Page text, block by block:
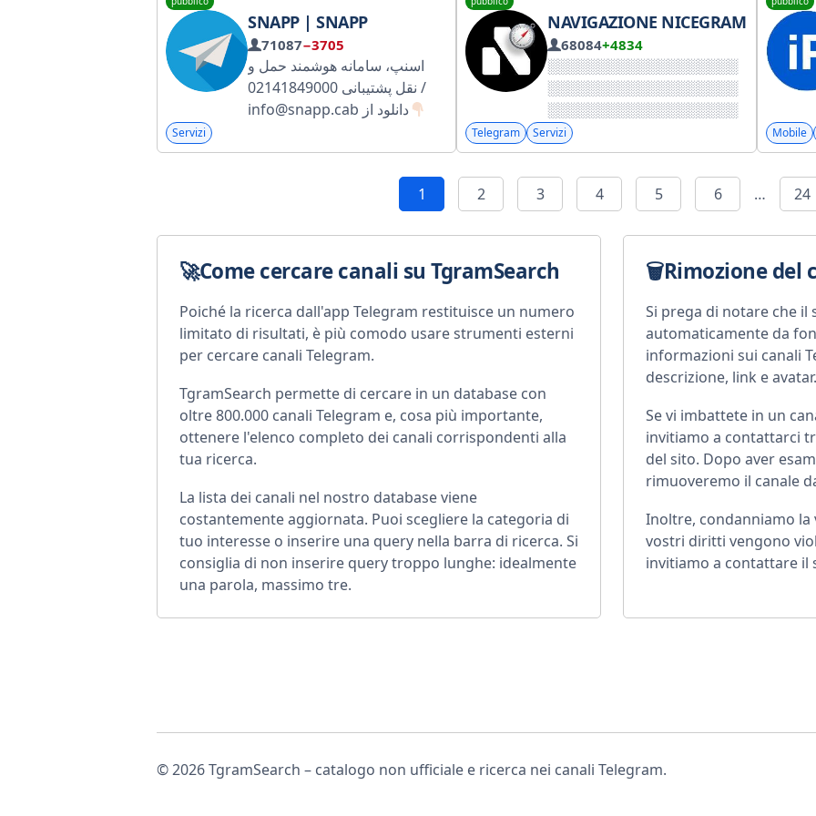
in: @BotListChat Envía tus
bots en: @BotListChat
SNAPP | SNAPP
71087−3705
اسنپ، سامانه هوشمند حمل و
نقل پشتیبانی 02141849000 /
info@snapp.cab دانلود از
کانال
http://bit.ly/SnappPsamande
Servizi
NAVIGAZIONE NICEGRAM
68084+4834
Telegram Servizi Mobile
1 2 3 4 5 6 … 24
Come cercare canali su TgramSearch
Poiché la ricerca dall'app Telegram restituisce un numero
limitato di risultati, è più comodo usare strumenti esterni
per cercare canali Telegram.
TgramSearch permette di cercare in un database con
oltre 800.000 canali Telegram e, cosa più importante,
ottenere l'elenco completo dei canali corrispondenti alla
tua ricerca.
La lista dei canali nel nostro database viene
costantemente aggiornata. Puoi scegliere la categoria di
tuo interesse o inserire una query nella barra di ricerca. Si
consiglia di non inserire query troppo lunghe: idealmente
una parola, massimo tre.
Rimozione del
Si prega di notare che
automaticamente da
informazioni sui canali
descrizione, link e avatar.
Se vi imbattete in un
invitiamo a contattarci
del sito. Dopo aver
rimuoveremo il canale
Inoltre, condanniamo la
vostri diritti vengono
invitiamo a contattare il
© 2026 TgramSearch – catalogo non ufficiale e ricerca nei canali Telegram.